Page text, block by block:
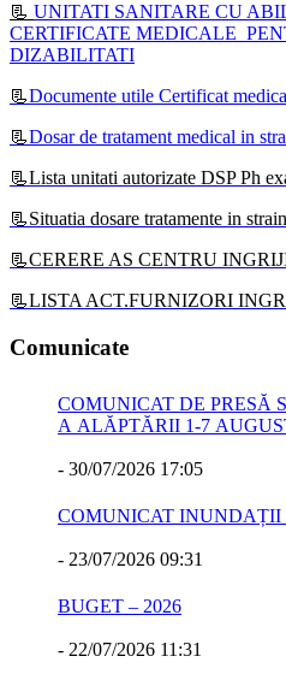
📃 UNITATI SANITARE CU
CERTIFICATE MEDICALE
DIZABILITATI
📃Documente utile Certificat
📃Dosar de tratament medical in
📃Lista unitati autorizate DSP Ph
📃Situatia dosare tratamente in
📃CERERE AS CENTRU
📃LISTA ACT.FURNIZORI
Comunicate
COMUNICAT DE
A ALĂPTĂRII 1-7
- 30/07/2026 17:05
COMUNICAT INUNDAȚII
- 23/07/2026 09:31
BUGET – 2026
- 22/07/2026 11:31